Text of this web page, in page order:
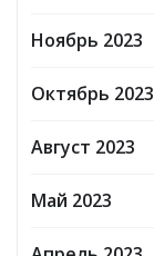
Ноябрь 2023
Октябрь 2023
Август 2023
Май 2023